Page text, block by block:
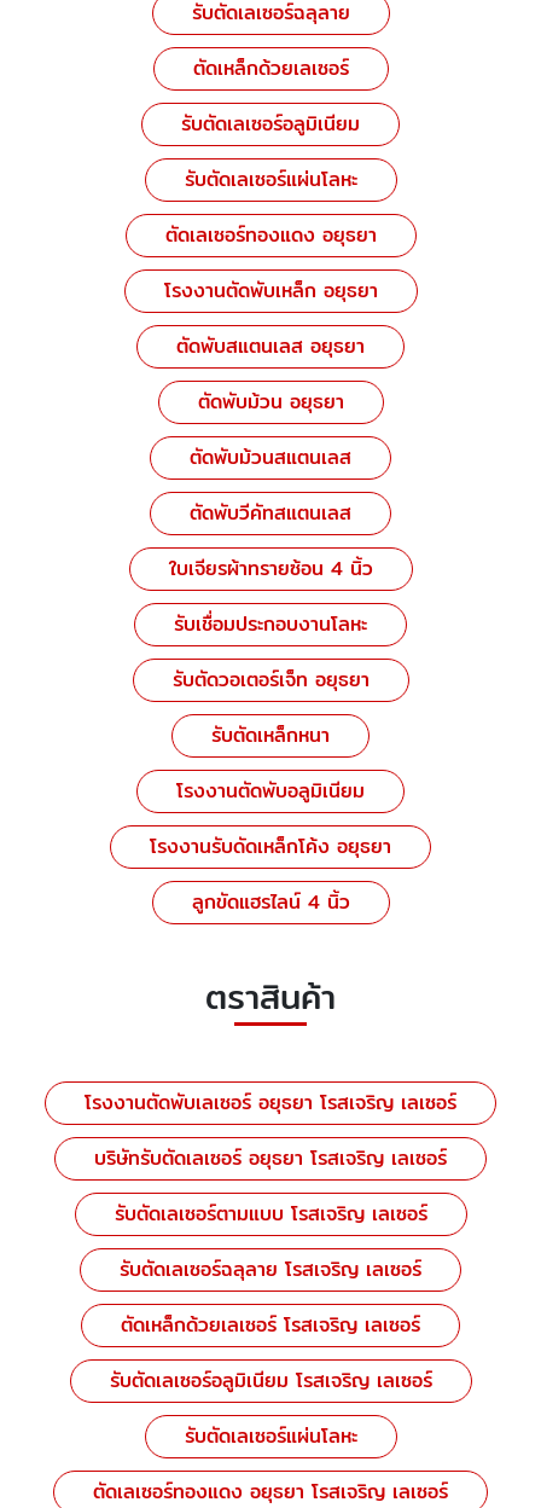
รับตัดเลเซอร์ฉลุลาย
ตัดเหล็กด้วยเลเซอร์
รับตัดเลเซอร์อลูมิเนียม
รับตัดเลเซอร์แผ่นโลหะ
ตัดเลเซอร์ทองแดง อยุธยา
โรงงานตัดพับเหล็ก อยุธยา
ตัดพับสแตนเลส อยุธยา
ตัดพับม้วน อยุธยา
ตัดพับม้วนสแตนเลส
ตัดพับวีคัทสแตนเลส
ใบเจียรผ้าทรายซ้อน 4 นิ้ว
รับเชื่อมประกอบงานโลหะ
รับตัดวอเตอร์เจ็ท อยุธยา
รับตัดเหล็กหนา
โรงงานตัดพับอลูมิเนียม
โรงงานรับดัดเหล็กโค้ง อยุธยา
ลูกขัดแฮรไลน์ 4 นิ้ว
ตราสินค้า
โรงงานตัดพับเลเซอร์ อยุธยา โรสเจริญ เลเซอร์
บริษัทรับตัดเลเซอร์ อยุธยา โรสเจริญ เลเซอร์
รับตัดเลเซอร์ตามแบบ โรสเจริญ เลเซอร์
รับตัดเลเซอร์ฉลุลาย โรสเจริญ เลเซอร์
ตัดเหล็กด้วยเลเซอร์ โรสเจริญ เลเซอร์
รับตัดเลเซอร์อลูมิเนียม โรสเจริญ เลเซอร์
รับตัดเลเซอร์แผ่นโลหะ
ตัดเลเซอร์ทองแดง อยุธยา โรสเจริญ เลเซอร์